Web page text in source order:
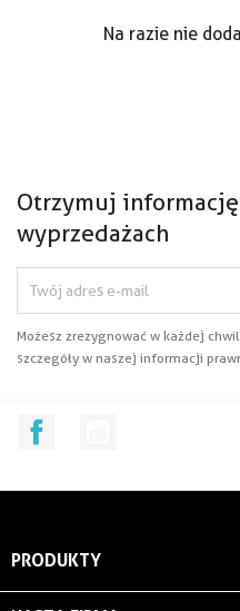
Na razie nie
Otrzymuj
wyprzedażach
Możesz zrezygnować w każdej
szczegóły w naszej informacji
PRODUKTY